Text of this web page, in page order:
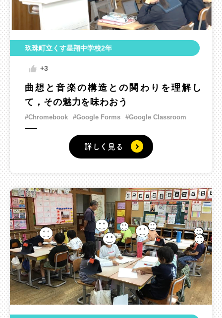
玖珠町立くす星翔中学校2年
+3
曲想と音楽の構造との関わりを理解し
て，その魅力を味わおう
#Chromebook #Google Forms #Google Classroom
詳しく見る